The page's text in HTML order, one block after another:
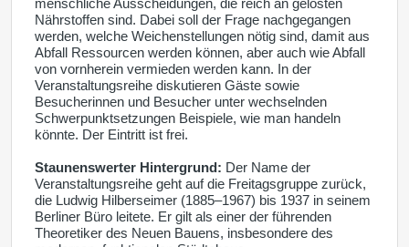
menschliche Ausscheidungen, die reich an gelösten
Nährstoffen sind. Dabei soll der Frage nachgegangen
werden, welche Weichenstellungen nötig sind, damit aus
Abfall Ressourcen werden können, aber auch wie Abfall
von vornherein vermieden werden kann. In der
Veranstaltungsreihe diskutieren Gäste sowie
Besucherinnen und Besucher unter wechselnden
Schwerpunktsetzungen Beispiele, wie man handeln
könnte. Der Eintritt ist frei.
Staunenswerter Hintergrund: Der Name der
Veranstaltungsreihe geht auf die Freitagsgruppe zurück,
die Ludwig Hilberseimer (1885–1967) bis 1937 in seinem
Berliner Büro leitete. Er gilt als einer der führenden
Theoretiker des Neuen Bauens, insbesondere des